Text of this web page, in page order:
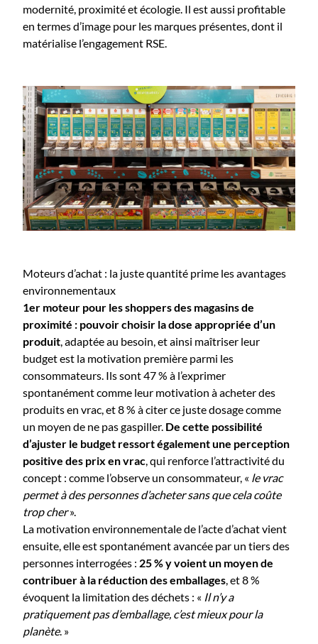
modernité, proximité et écologie. Il est aussi profitable
en termes d’image pour les marques présentes, dont il
matérialise l’engagement RSE.
Moteurs d’achat : la juste quantité prime les avantages
environnementaux
1er moteur pour les shoppers des magasins de
proximité : pouvoir choisir la dose appropriée d’un
produit, adaptée au besoin, et ainsi maîtriser leur
budget est la motivation première parmi les
consommateurs. Ils sont 47 % à l’exprimer
spontanément comme leur motivation à acheter des
produits en vrac, et 8 % à citer ce juste dosage comme
un moyen de ne pas gaspiller. De cette possibilité
d’ajuster le budget ressort également une perception
positive des prix en vrac, qui renforce l’attractivité du
concept : comme l’observe un consommateur, « le vrac
permet à des personnes d’acheter sans que cela coûte
trop cher».
La motivation environnementale de l’acte d’achat vient
ensuite, elle est spontanément avancée par un tiers des
personnes interrogées : 25 % y voient un moyen de
contribuer à la réduction des emballages, et 8 %
évoquent la limitation des déchets : « Il n’y a
pratiquement pas d’emballage, c’est mieux pour la
planète. »